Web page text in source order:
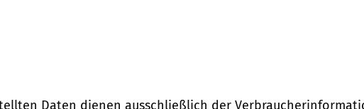
Daten dienen ausschließlich der